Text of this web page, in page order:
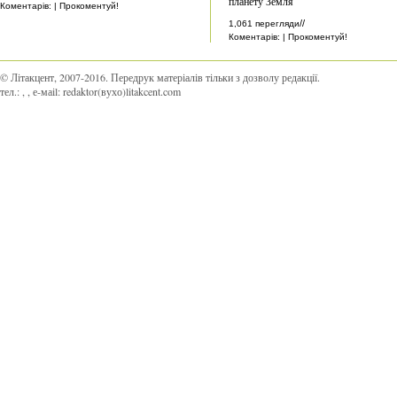
Коментарів: | Прокоментуй!
1,061 перегляди//
Коментарів: | Прокоментуй!
© Літакцент, 2007-2016. Передрук матеріалів тільки з дозволу редакції.
тел.:
, е-маіl:redaktor(вухо)litakcent.com